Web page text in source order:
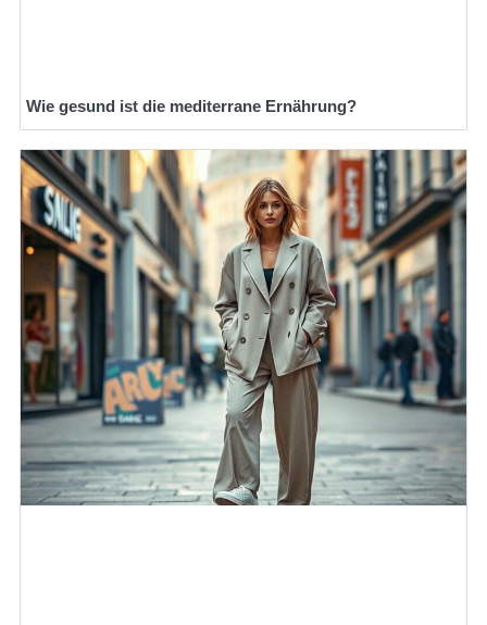
Wie gesund ist die mediterrane Ernährung?